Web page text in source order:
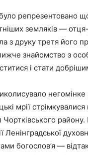
було репрезентовано
земляків —
з друку третя його
знайомство з
і стати
мрії стрімкувалися
Ленінградської
богослов’я —